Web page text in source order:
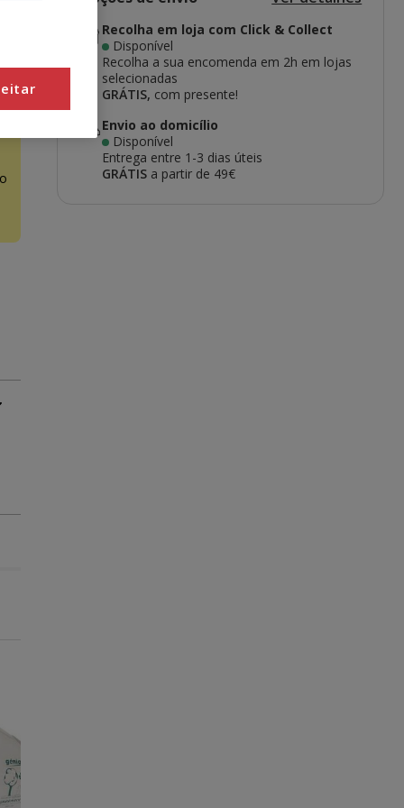
Recolha em loja com Click & Collect
Disponível
Recolha a sua encomenda em 2h em lojas
selecionadas
GRÁTIS, com presente!
Envio ao domicílio
Disponível
Entrega entre 1-3 dias úteis
GRÁTIS a partir de 49€